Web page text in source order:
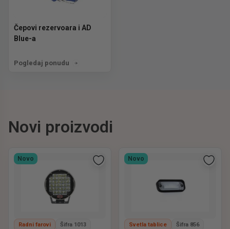
Čepovi rezervoara i AD
Blue-a
Pogledaj ponudu
Novi proizvodi
Novo
Radni farovi Šifra 1013
Novo
Svetla tablice Šifra 856